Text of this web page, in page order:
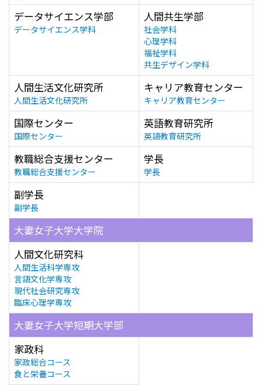
データサイエンス学部
データサイエンス学科
人間共生学部
社会学科
心理学科
福祉学科
共生デザイン学科
人間生活文化研究所
人間生活文化研究所
キャリア教育センター
キャリア教育センター
国際センター
国際センター
英語教育研究所
英語教育研究所
教職総合支援センター
教職総合支援センター
学長
学長
副学長
副学長
大妻女子大学大学院
人間文化研究科
人間生活科学専攻
言語文化学専攻
現代社会研究専攻
臨床心理学専攻
大妻女子大学短期大学部
家政科
家政総合コース
食と栄養コース